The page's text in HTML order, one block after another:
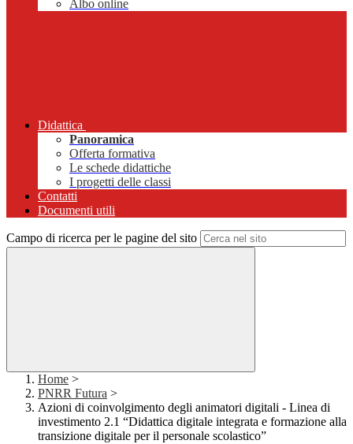
Albo online
Didattica
Panoramica
Offerta formativa
Le schede didattiche
I progetti delle classi
Contatti
Documenti utili
Campo di ricerca per le pagine del sito
Home >
PNRR Futura >
Azioni di coinvolgimento degli animatori digitali - Linea di
investimento 2.1 “Didattica digitale integrata e formazione alla
transizione digitale per il personale scolastico”